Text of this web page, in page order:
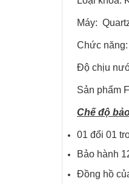
Máy:
Chức
Độ chịu
Sản phẩm
Chế độ
01 đổi 01
Bảo hành
Đồng hồ